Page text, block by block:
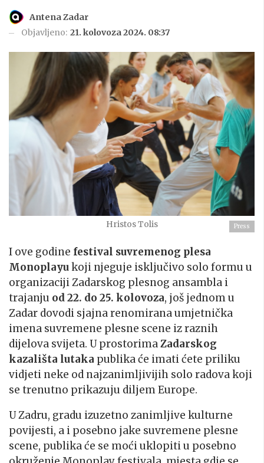
Antena Zadar
Objavljeno: 21. kolovoza 2024. 08:37
Hristos Tolis Press
I ove godine festival suvremenog plesa
Monoplayukoji njeguje isključivo solo formu u
organizaciji Zadarskog plesnog ansambla i
trajanju od 22. do 25. kolovoza, još jednom u
Zadar dovodi sjajna renomirana umjetnička
imena suvremene plesne scene iz raznih
dijelova svijeta. U prostorimaZadarskog
kazališta lutaka publika će imati ćete priliku
vidjeti neke od najzanimljivijih solo radova koji
se trenutno prikazuju diljem Europe.
U Zadru, gradu izuzetno zanimljive kulturne
povijesti, a i posebno jake suvremene plesne
scene, publika će se moći uklopiti u posebno